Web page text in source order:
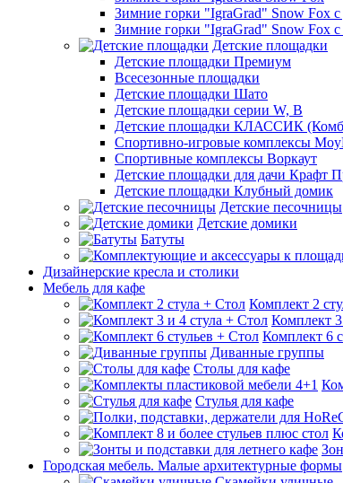
Зимние горки "IgraGrad" Snow Fox с
Зимние горки "IgraGrad" Snow Fox
Детские площадки
Детские площадки Премиум
Всесезонные площадки
Детские площадки Шато
Детские площадки серии W, В
Детские площадки КЛАССИК
Спортивно-игровые комплексы
Спортивные комплексы Воркаут
Детские площадки для дачи Крафт
Детские площадки Клубный домик
Детские песочницы
Детские домики
Батуты
Дизайнерские кресла и столики
Мебель для кафе
Комплект 2
Комплект
Комплект 6
Диванные группы
Столы для кафе
Стулья для кафе
Городская мебель. Малые архитектурные формы